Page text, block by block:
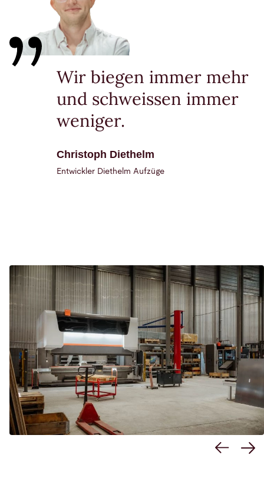
Wir biegen immer mehr
und schweissen immer
weniger.
Christoph Diethelm
Entwickler Diethelm Aufzüge